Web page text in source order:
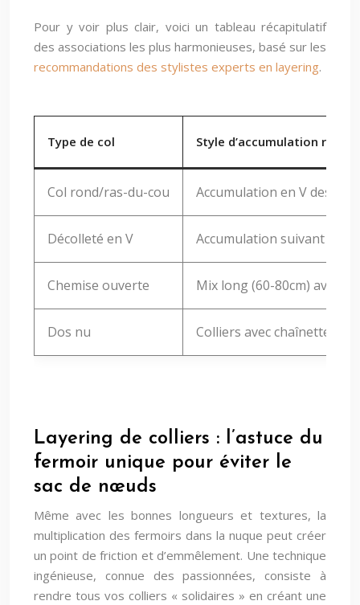
Pour y voir plus clair, voici un tableau récapitulatif
des associations les plus harmonieuses, basé sur les
recommandations des stylistes experts en layering.
Type de col Style d’accumulation
Col rond/ras-du-cou Accumulation en V
Décolleté en V Accumulation suivant
Chemise ouverte Mix long (60-80cm) avec
Dos nu Colliers avec chaînettes
Layering de colliers : l’astuce du
fermoir unique pour éviter le
sac de nœuds
Même avec les bonnes longueurs et textures, la
multiplication des fermoirs dans la nuque peut créer
un point de friction et d’emmêlement. Une technique
ingénieuse, connue des passionnées, consiste à
rendre tous vos colliers « solidaires » en créant une